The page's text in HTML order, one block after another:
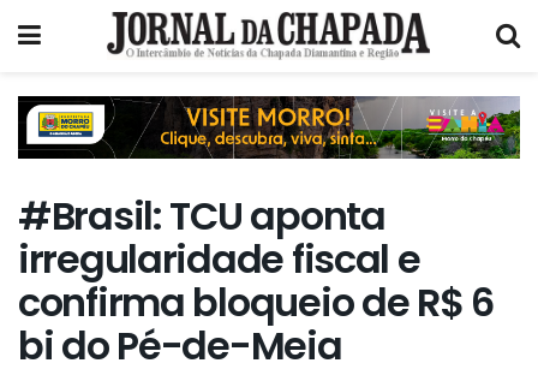
#Brasil: TCU aponta
irregularidade fiscal e
confirma bloqueio de R$ 6
bi do Pé-de-Meia